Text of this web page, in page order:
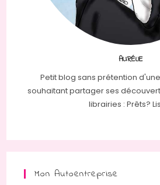
AURÉLIE
Petit blog sans prétention
souhaitant partager ses
librairies : Prêts?
Mon Autoentreprise